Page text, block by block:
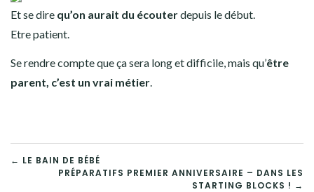
Et se dire qu’on aurait du écouterdepuis le début.
Etre patient.
Se rendre compte que ça sera long et difficile, mais qu’être
parent, c’est un vrai métier.
← LE BAIN DE BÉBÉ
PRÉPARATIFS PREMIER ANNIVERSAIRE – DANS LES
STARTING BLOCKS ! →